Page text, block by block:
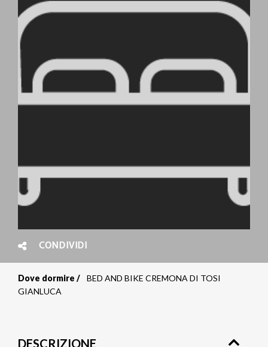
CONDIVIDI
Briciole
pane
Dove dormire
BED AND BIKE CREMONA DI TOSI
GIANLUCA
DESCRIZIONE